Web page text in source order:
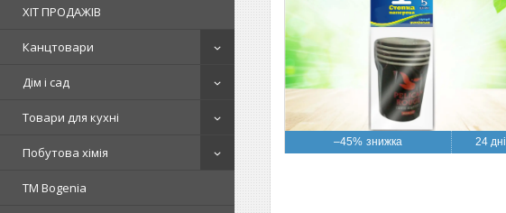
ХІТ ПРОДАЖІВ
Канцтовари
Дім і сад
Товари для кухні
Побутова хімія
ТМ Bogenia
–45% 24 дні